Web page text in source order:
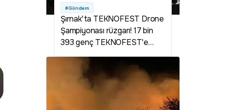
#Gündem
Şırnak'ta TEKNOFEST Drone
Şampiyonası rüzgarı! 17 bin
393 genç TEKNOFEST'e